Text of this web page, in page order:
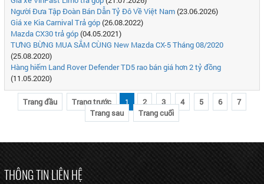
Người Đưa Tập Đoàn Bán Dẫn Tỷ Đô Về Việt Nam(23.06.2026)
Giá xe Kia Carnival Trả góp(26.08.2022)
Mazda CX30 trả góp(04.05.2021)
TƯNG BỪNG MUA SẮM CÙNG New Mazda CX-5 Tháng 08/2020
(25.08.2020)
Hàng hiếm Land Rover Defender TD5 rao bán giá hơn 2 tỷ đồng
(11.05.2020)
Trang đầu Trang trước 1 2 3 4 5 6
7
Trang sau
Trang cuối
THÔNG TIN LIÊN HỆ